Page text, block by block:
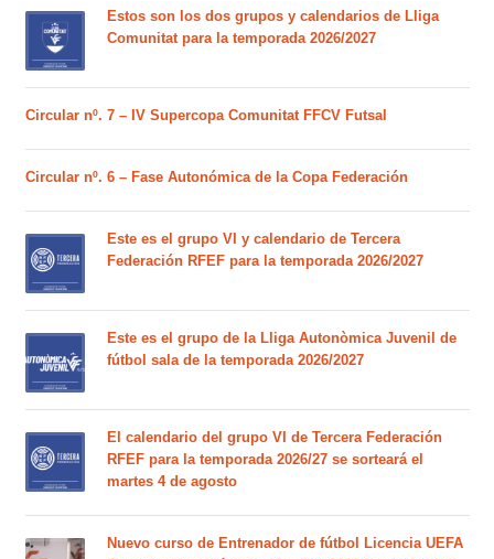
Estos son los dos grupos y calendarios de Lliga
Comunitat para la temporada 2026/2027
Circular nº. 7 – IV Supercopa Comunitat FFCV Futsal
Circular nº. 6 – Fase Autonómica de la Copa Federación
Este es el grupo VI y calendario de Tercera
Federación RFEF para la temporada 2026/2027
Este es el grupo de la Lliga Autonòmica Juvenil de
fútbol sala de la temporada 2026/2027
El calendario del grupo VI de Tercera Federación
RFEF para la temporada 2026/27 se sorteará el
martes 4 de agosto
Nuevo curso de Entrenador de fútbol Licencia UEFA